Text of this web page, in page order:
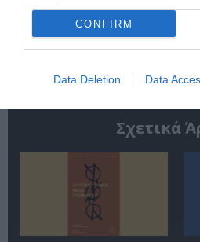
CONFIRM
Data Deletion Data
Ακολουθήστε το
Σχετικά